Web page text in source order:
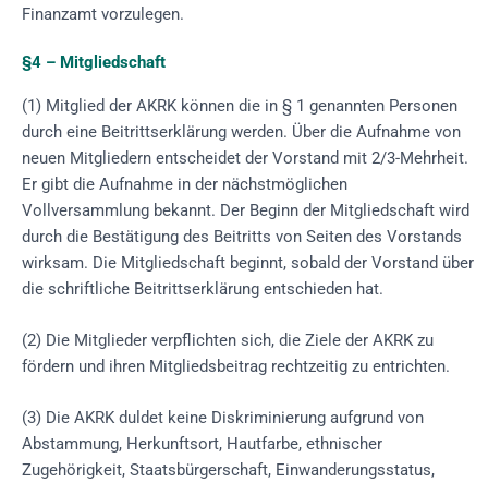
Finanzamt vorzulegen.
§4 – Mitgliedschaft
(1) Mitglied der AKRK können die in § 1 genannten Personen
durch eine Beitrittserklärung werden. Über die Aufnahme von
neuen Mitgliedern entscheidet der Vorstand mit 2/3-Mehrheit.
Er gibt die Aufnahme in der nächstmöglichen
Vollversammlung bekannt. Der Beginn der Mitgliedschaft wird
durch die Bestätigung des Beitritts von Seiten des Vorstands
wirksam. Die Mitgliedschaft beginnt, sobald der Vorstand über
die schriftliche Beitrittserklärung entschieden hat.
(2) Die Mitglieder verpflichten sich, die Ziele der AKRK zu
fördern und ihren Mitgliedsbeitrag rechtzeitig zu entrichten.
(3) Die AKRK duldet keine Diskriminierung aufgrund von
Abstammung, Herkunftsort, Hautfarbe, ethnischer
Zugehörigkeit, Staatsbürgerschaft, Einwanderungsstatus,